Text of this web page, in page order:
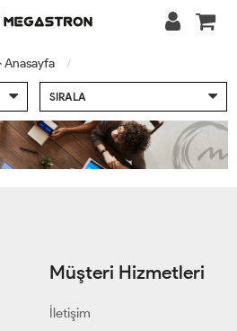
Anasayfa
SIRALA
Müşteri Hizmetleri
İletişim